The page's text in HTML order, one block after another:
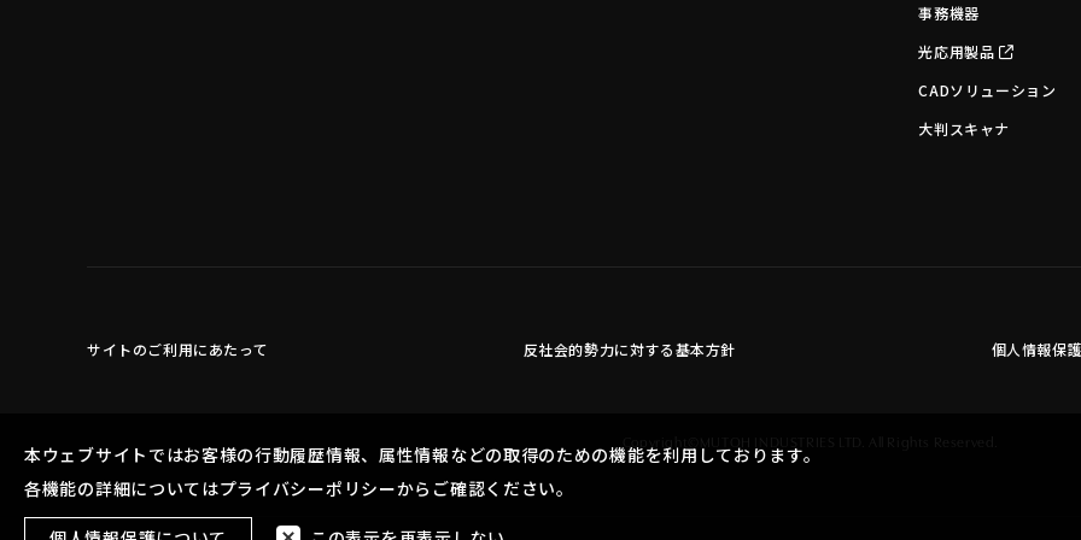
事務機器
光応用製品
CADソリューション
大判スキャナ
サイトのご利用にあたって 反社会的勢力に対する基本方針 個人情報保
本ウェブサイトではお客様の行動履歴情報、属性情報などの取得のための機能を利用しております。
各機能の詳細についてはプライバシーポリシーからご確認ください。